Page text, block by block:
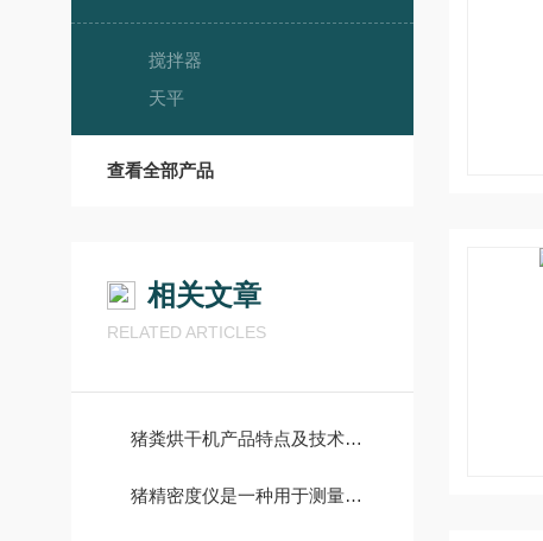
搅拌器
天平
查看全部产品
相关文章
RELATED ARTICLES
猪粪烘干机产品特点及技术支持
猪精密度仪是一种用于测量猪精密度的仪器